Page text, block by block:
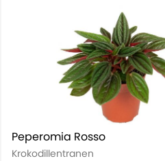
Peperomia Rosso
Krokodillentranen